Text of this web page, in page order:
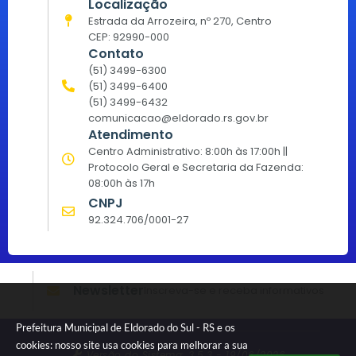
Prefeitura Municipal de Eldorado do Sul - RS e os
cookies: nosso site usa cookies para melhorar a sua
Localização
Estrada da Arrozeira, nº 270, Centro
CEP: 92990-000
Contato
(51) 3499-6300
(51) 3499-6400
(51) 3499-6432
comunicacao@eldorado.rs.gov.br
Atendimento
Centro Administrativo: 8:00h às 17:00h ||
Protocolo Geral e Secretaria da Fazenda:
08:00h às 17h
CNPJ
92.324.706/0001-27